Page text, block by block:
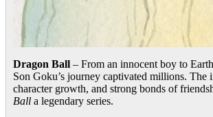
Dragon Ball – From an innocent boy to
Son Goku’s journey captivated millions. The
character growth, and strong bonds of
Ball a legendary series.